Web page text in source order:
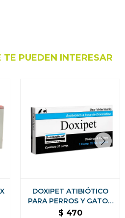
PUEDEN INTERESAR
DOXIPET ATIBIÓTICO
PARA PERROS Y GATOS
CAJA 20 COMPRIMIDOS
$ 470